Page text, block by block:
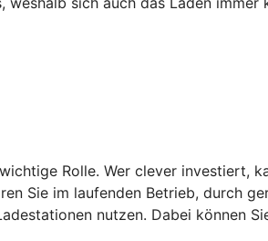
Rolle. Wer clever investiert,
Sie im laufenden Betrieb, durch
nutzen. Dabei können